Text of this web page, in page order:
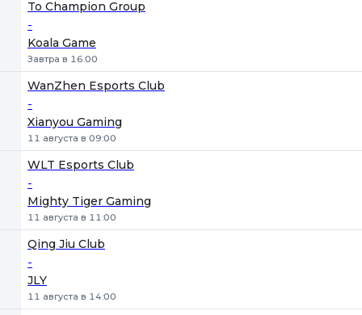
To Champion Group
-
Koala Game
Завтра в 16:00
WanZhen Esports Club
-
Xianyou Gaming
11 августа в 09:00
WLT Esports Club
-
Mighty Tiger Gaming
11 августа в 11:00
Qing Jiu Club
-
JLY
11 августа в 14:00